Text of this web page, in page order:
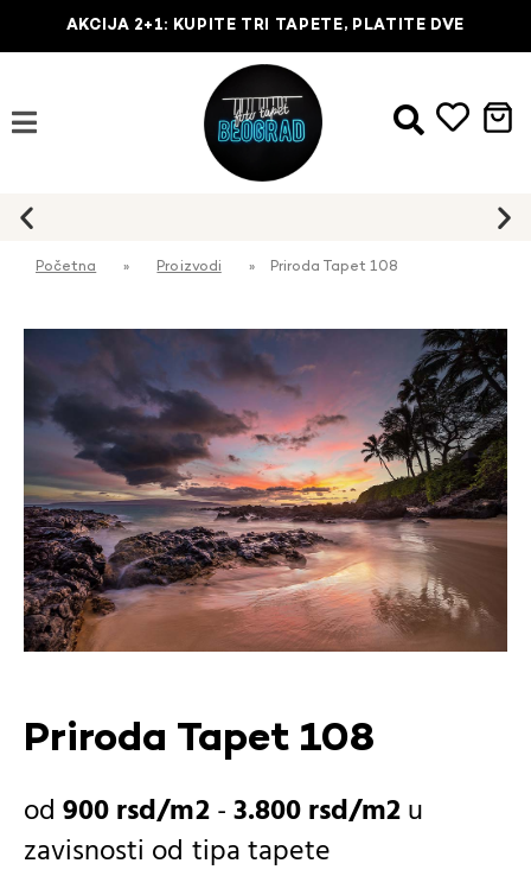
AKCIJA 2+1: KUPITE TRI TAPETE, PLATITE DVE
Početna » Proizvodi » Priroda Tapet 108
Priroda Tapet 108
900rsd -3.800rsd
u
zavisnosti od tipa tapete